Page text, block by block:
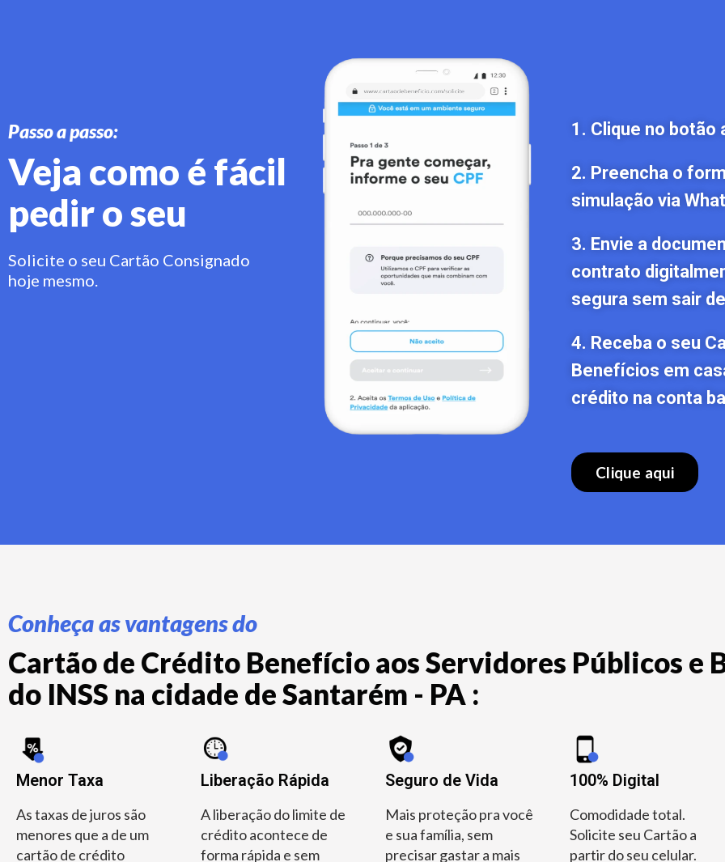
Passo a passo:
Veja como é fácil
pedir o seu
Solicite o seu Cartão Consignado
hoje mesmo.
1. Clique no botão
2. Preencha o
simulação via
3. Envie a
contrato
segura sem sair
4. Receba o seu
Benefícios em
crédito na conta
Clique aqui
Conheça as vantagens do
Cartão de Crédito Benefício aos Servidores Públicos e
do INSS na cidade de Santarém - PA :
Menor Taxa
As taxas de juros são
menores que a de um
cartão de crédito
Liberação Rápida
A liberação do limite de
crédito acontece de
forma rápida e sem
Seguro de Vida
Mais proteção pra você
e sua família, sem
precisar gastar a mais
100% Digital
Comodidade total.
Solicite seu Cartão a
partir do seu celular.